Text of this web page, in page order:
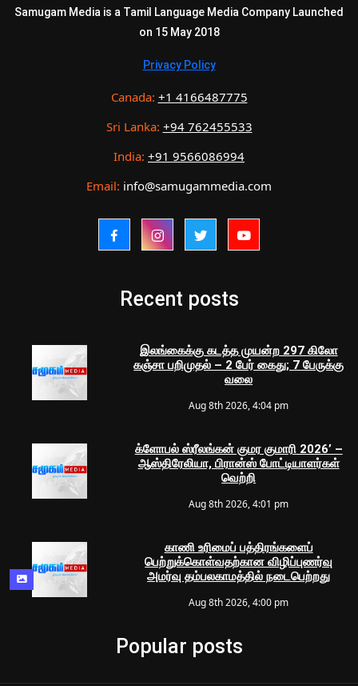
Samugam Media is a Tamil Language Media Company Launched
on 15 May 2018
Privacy Policy
Canada: +1 4166487775
Sri Lanka: +94 762455533
India: +91 9566086994
Email: info@samugammedia.com
Recent posts
இலங்கைக்கு கடத்த முயன்ற 297 கிலோ
கஞ்சா பறிமுதல் – 2 பேர் கைது; 7 பேருக்கு
வலை
Aug 8th 2026, 4:04 pm
க்ளோபல் ஸ்ரீலங்கன் குமர குமாரி 2026’ –
ஆஸ்திரேலியா, பிரான்ஸ் போட்டியாளர்கள்
வெற்றி
Aug 8th 2026, 4:01 pm
காணி உரிமைப் பத்திரங்களைப்
பெற்றுக்கொள்வதற்கான விழிப்புணர்வு
அமர்வு தம்பலகாமத்தில் நடைபெற்றது
Aug 8th 2026, 4:00 pm
Popular posts